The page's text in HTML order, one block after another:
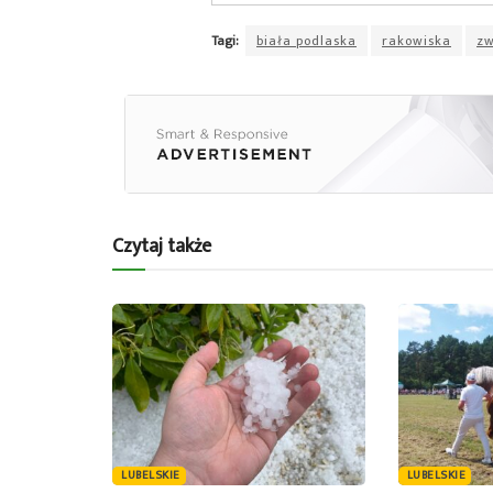
Tagi: biała podlaska rakowiska
Czytaj także
LUBELSKIE LUBELSKIE